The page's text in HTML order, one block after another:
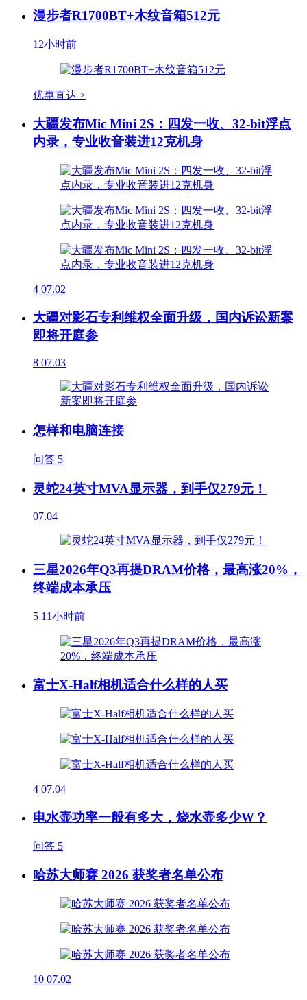
漫步者R1700BT+木纹音箱512元
12小时前
优惠直达 >
大疆发布Mic Mini 2S：四发一收、32-bit浮点
内录，专业收音装进12克机身
4 07.02
大疆对影石专利维权全面升级，国内诉讼新案
即将开庭参
8 07.03
怎样和电脑连接
问答 5
灵蛇24英寸MVA显示器，到手仅279元！
07.04
三星2026年Q3再提DRAM价格，最高涨20%，
终端成本承压
5 11小时前
富士X-Half相机适合什么样的人买
4 07.04
电水壶功率一般有多大，烧水壶多少W？
问答 5
哈苏大师赛 2026 获奖者名单公布
10 07.02